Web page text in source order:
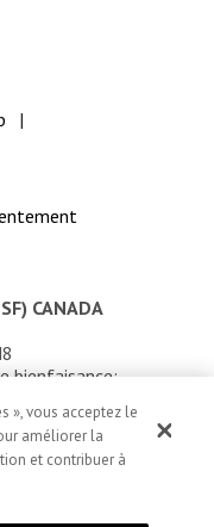
CANADA
bienfaisance:
», vous acceptez le
améliorer la
et contribuer à